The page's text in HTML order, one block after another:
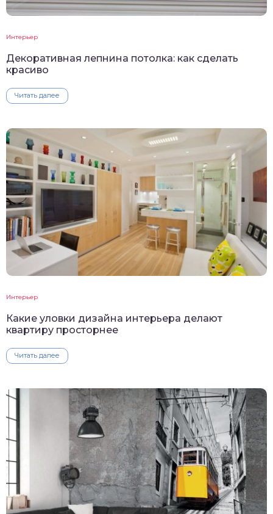
Интерьер
Декоративная лепнина потолка: как сделать
красиво
Читать далее
Интерьер
Какие уловки дизайна интерьера делают
квартиру просторнее
Читать далее